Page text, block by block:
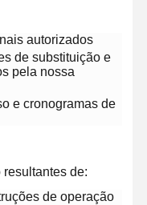
autorizados
de substituição e
pela nossa
e cronogramas de
de:
de operação